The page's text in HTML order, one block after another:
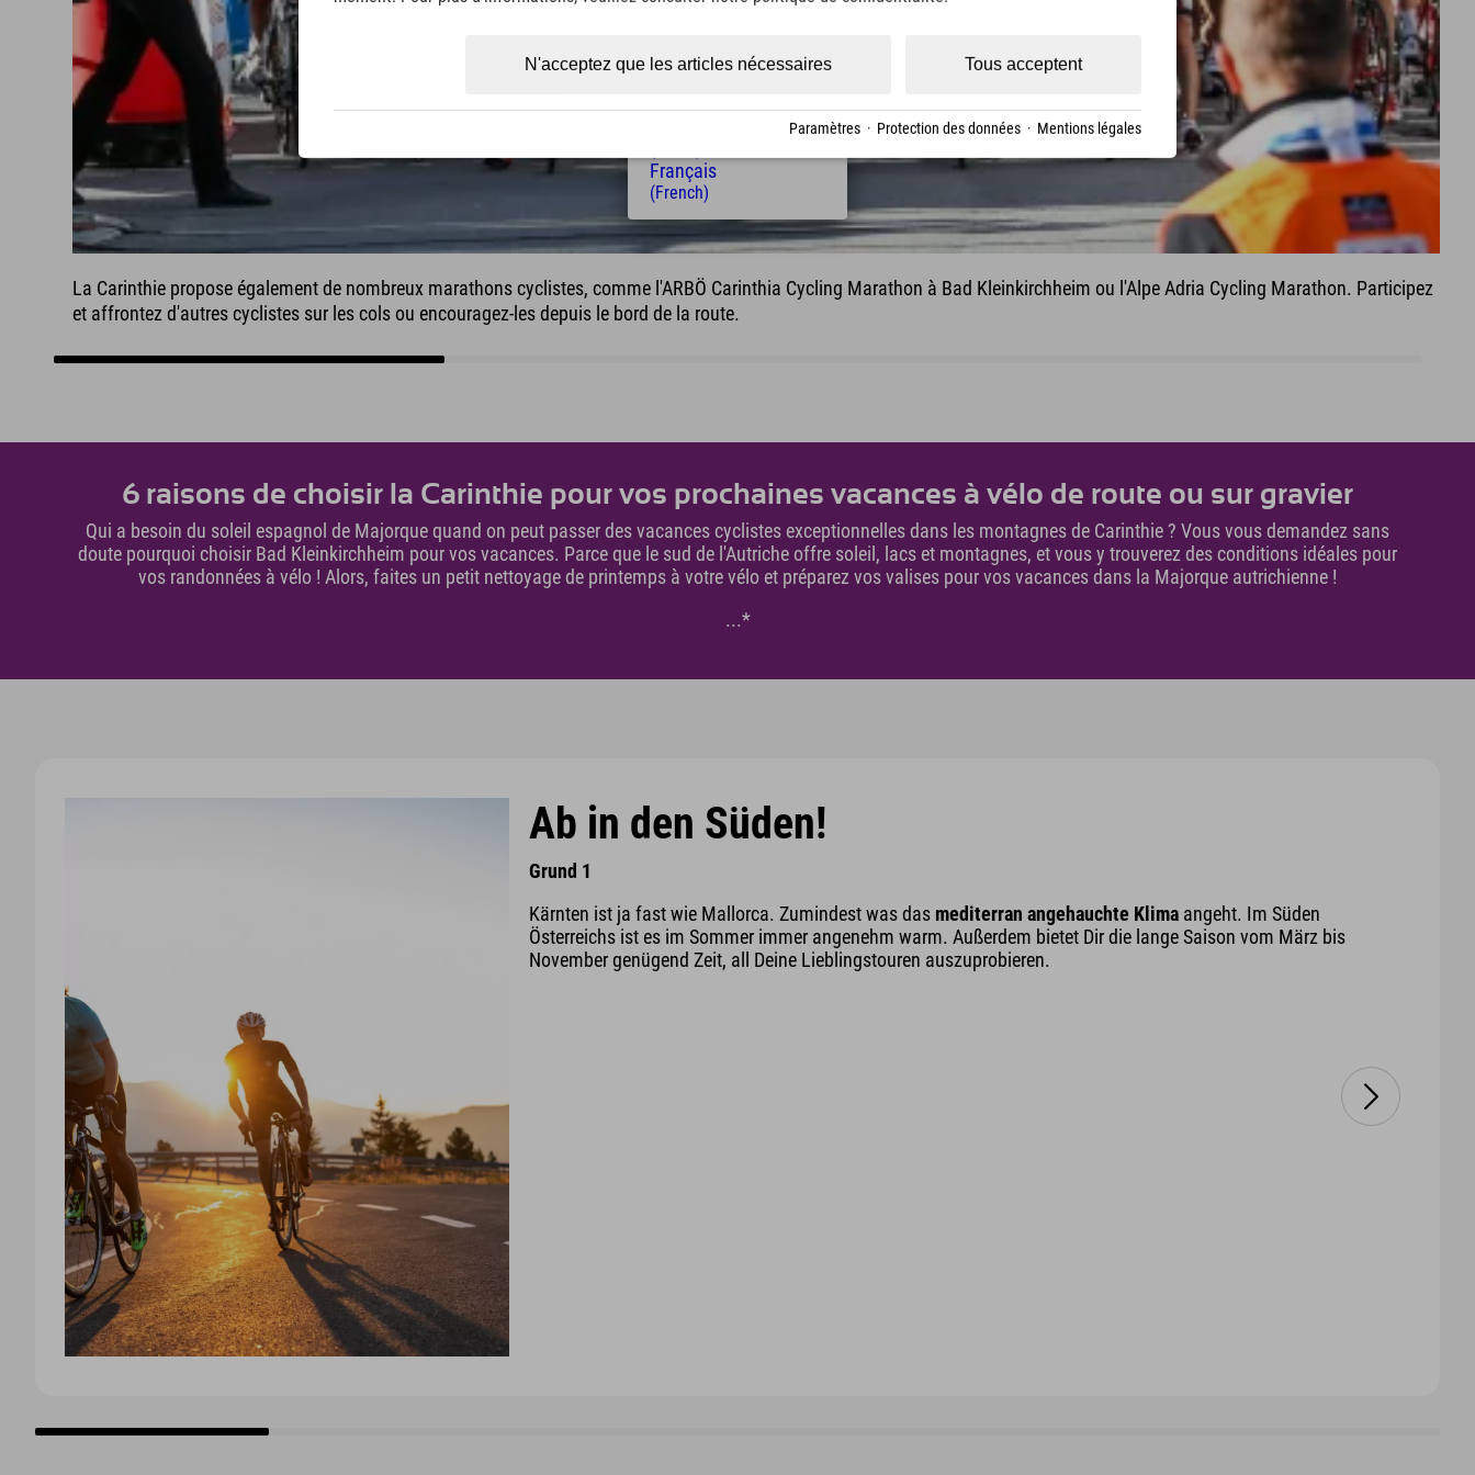
La Carinthie propose également de nombreux marathons cyclistes, comme l'ARBÖ Carinthia Cycling Marathon à Bad Kleinkirchheim ou l'Alpe Adria Cycling Marathon. Participez
et affrontez d'autres cyclistes sur les cols ou encouragez-les depuis le bord de la route.
6 raisons de choisir la Carinthie pour vos prochaines vacances à vélo de route ou sur gravier
Qui a besoin du soleil espagnol de Majorque quand on peut passer des vacances cyclistes exceptionnelles dans les montagnes de Carinthie ? Vous vous demandez sans
doute pourquoi choisir Bad Kleinkirchheim pour vos vacances. Parce que le sud de l'Autriche offre soleil, lacs et montagnes, et vous y trouverez des conditions idéales pour
vos randonnées à vélo ! Alors, faites un petit nettoyage de printemps à votre vélo et préparez vos valises pour vos vacances dans la Majorque autrichienne !
...*
Ab in den Süden!
Grund 1
Kärnten ist ja fast wie Mallorca. Zumindest was das mediterran angehauchte Klimaangeht. Im Süden
Österreichs ist es im Sommer immer angenehm warm. Außerdem bietet Dir die lange Saison vom März bis
November genügend Zeit, all Deine Lieblingstouren auszuprobieren.
Tous acceptent
N'acceptez que les articles nécessaires
Paramètres · Protection des données · Mentions légales
(Polish)
(Hungarian)
Français
(French)